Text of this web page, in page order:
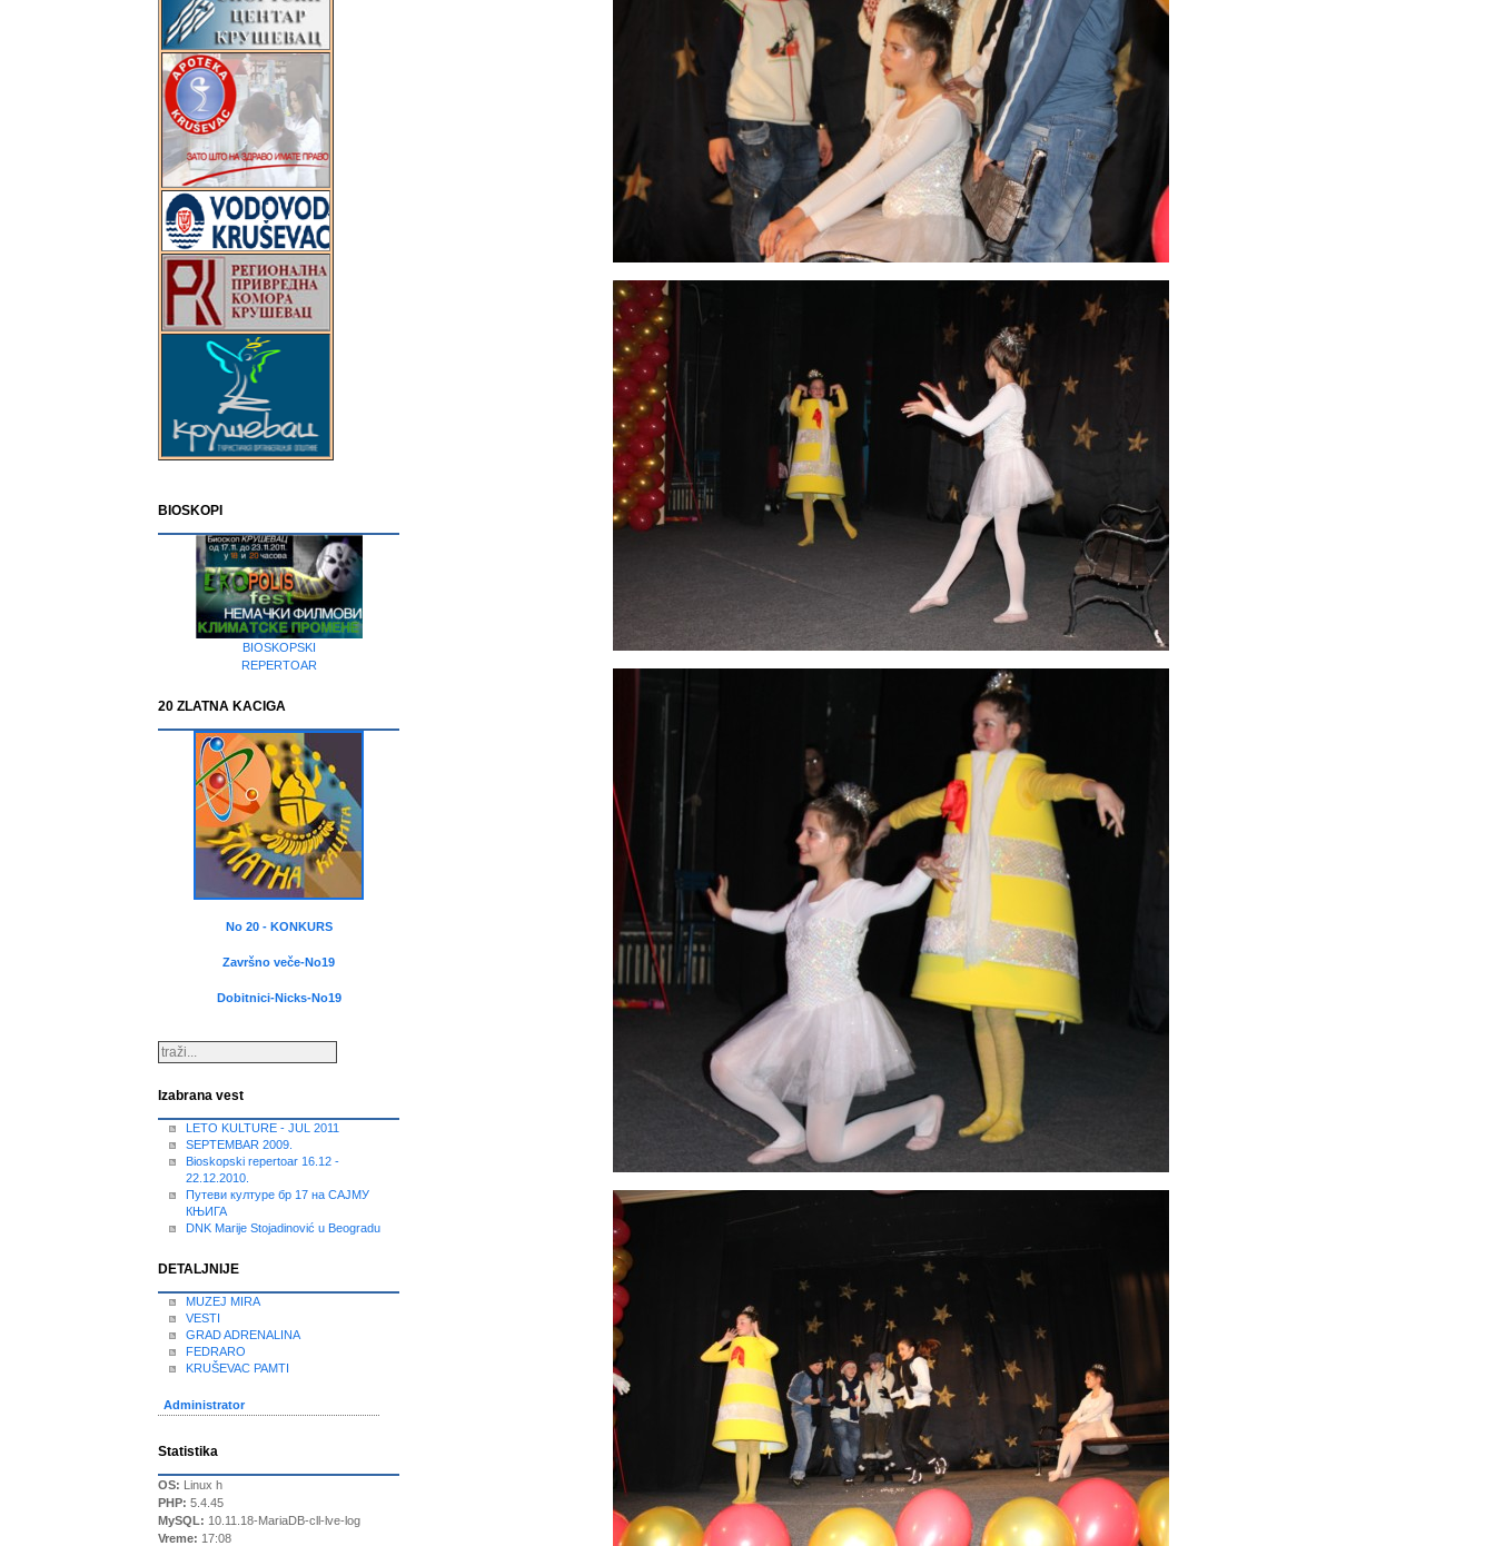
BIOSKOPI
BIOSKOPSKI
REPERTOAR
20 ZLATNA KACIGA
No 20 - KONKURS
Završno veče-No19
Dobitnici-Nicks-No19
Izabrana vest
LETO KULTURE - JUL 2011
SEPTEMBAR 2009.
Bioskopski repertoar 16.12 -
22.12.2010.
Путеви културе бр 17 на САЈМУ
КЊИГА
DNK Marije Stojadinović u Beogradu
DETALJNIJE
MUZEJ MIRA
VESTI
GRAD ADRENALINA
FEDRARO
KRUŠEVAC PAMTI
Administrator
Statistika
OS: Linux h
PHP: 5.4.45
MySQL: 10.11.18-MariaDB-cll-lve-log
Vreme: 17:08